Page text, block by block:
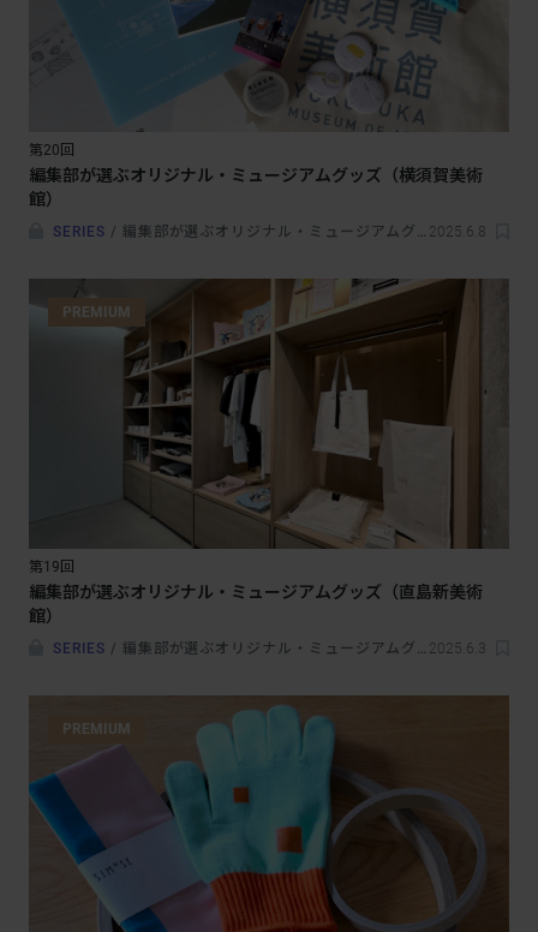
第20回
編集部が選ぶオリジナル・ミュージアムグッズ（横須賀美術
館）
SERIES / 編集部が選ぶオリジナル・ミュージアムグッズ 2025.6.8
PREMIUM
第19回
編集部が選ぶオリジナル・ミュージアムグッズ（直島新美術
館）
SERIES / 編集部が選ぶオリジナル・ミュージアムグッズ 2025.6.3
PREMIUM